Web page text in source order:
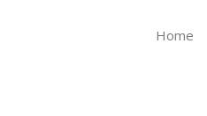
Home